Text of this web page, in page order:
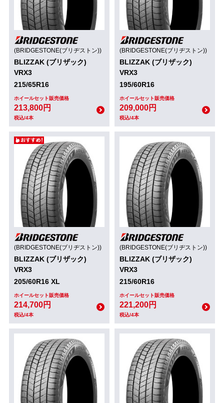
(BRIDGESTONE(ブリヂストン))
BLIZZAK (ブリザック)
VRX3
215/65R16
ホイールセット販売価格
213,800円
税込/4本
(BRIDGESTONE(ブリヂストン))
BLIZZAK (ブリザック)
VRX3
195/60R16
ホイールセット販売価格
209,000円
税込/4本
(BRIDGESTONE(ブリヂストン))
BLIZZAK (ブリザック)
VRX3
205/60R16 XL
ホイールセット販売価格
214,700円
税込/4本
(BRIDGESTONE(ブリヂストン))
BLIZZAK (ブリザック)
VRX3
215/60R16
ホイールセット販売価格
221,200円
税込/4本